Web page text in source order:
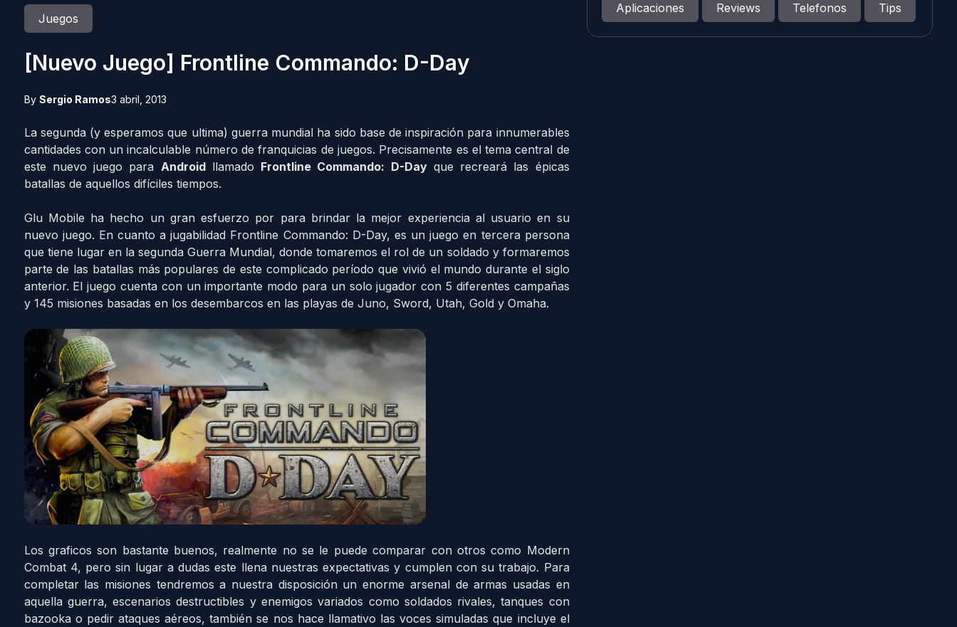
Juegos
[Nuevo Juego] Frontline Commando: D-Day
By Sergio Ramos3 abril, 2013
La segunda (y esperamos que ultima) guerra mundial ha sido base de inspiración para innumerables
cantidades con un incalculable número de franquicias de juegos. Precisamente es el tema central de
este nuevo juego para Androidllamado Frontline Commando: D-Dayque recreará las épicas
batallas de aquellos difíciles tiempos.
Glu Mobile ha hecho un gran esfuerzo por para brindar la mejor experiencia al usuario en su
nuevo juego. En cuanto a jugabilidad Frontline Commando: D-Day, es un juego en tercera persona
que tiene lugar en la segunda Guerra Mundial, donde tomaremos el rol de un soldado y formaremos
parte de las batallas más populares de este complicado período que vivió el mundo durante el siglo
anterior. El juego cuenta con un importante modo para un solo jugador con 5 diferentes campañas
y 145 misiones basadas en los desembarcos en las playas de Juno, Sword, Utah, Gold y Omaha.
Los graficos son bastante buenos, realmente no se le puede comparar con otros como Modern
Combat 4, pero sin lugar a dudas este llena nuestras expectativas y cumplen con su trabajo. Para
completar las misiones tendremos a nuestra disposición un enorme arsenal de armas usadas en
aquella guerra, escenarios destructibles y enemigos variados como soldados rivales, tanques con
bazooka o pedir ataques aéreos, también se nos hace llamativo las voces simuladas que incluye el
Aplicaciones Reviews Telefonos Tips